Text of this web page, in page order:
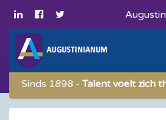
Sinds 1898 -Talent voelt zich